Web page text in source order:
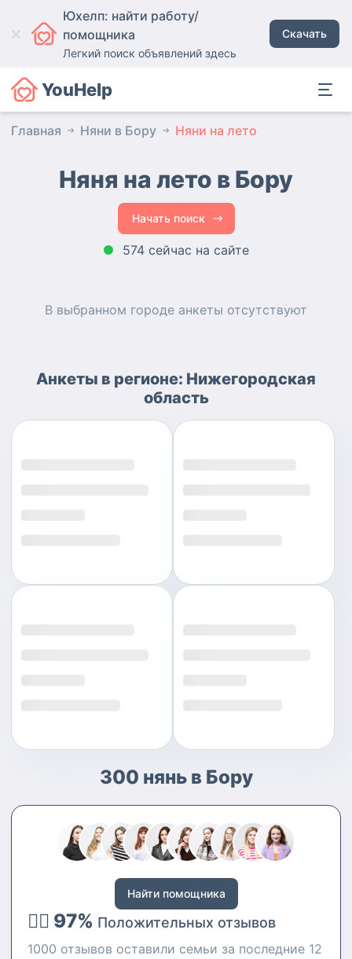
Юхелп: найти работу/
помощника
Легкий поиск объявлений здесь
Скачать
YouHelp
Главная Няни в Бору Няни на лето
Няня на лето в Бору
Начать поиск
574 сейчас на сайте
В выбранном городе анкеты отсутствуют
Анкеты в регионе: Нижегородская
область
300 нянь в Бору
Найти помощника
👍🏻 97% Положительных отзывов
1000 отзывов оставили семьи за последние 12